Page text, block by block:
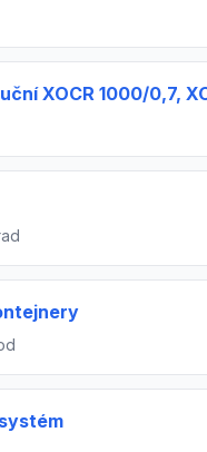
XOCR 1000/0,7,